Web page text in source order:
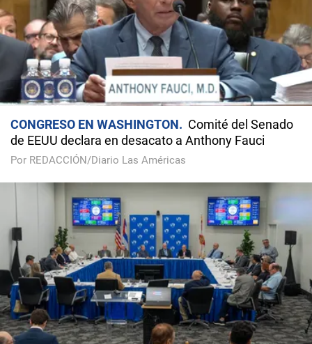
CONGRESO EN WASHINGTON
Comité del Senado
de EEUU declara en desacato a Anthony Fauci
Por REDACCIÓN/Diario Las Américas